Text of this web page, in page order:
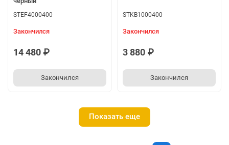
STEF4000400
Закончился
14 480 ₽
Закончился
STKB1000400
Закончился
3 880 ₽
Закончился
Показать еще